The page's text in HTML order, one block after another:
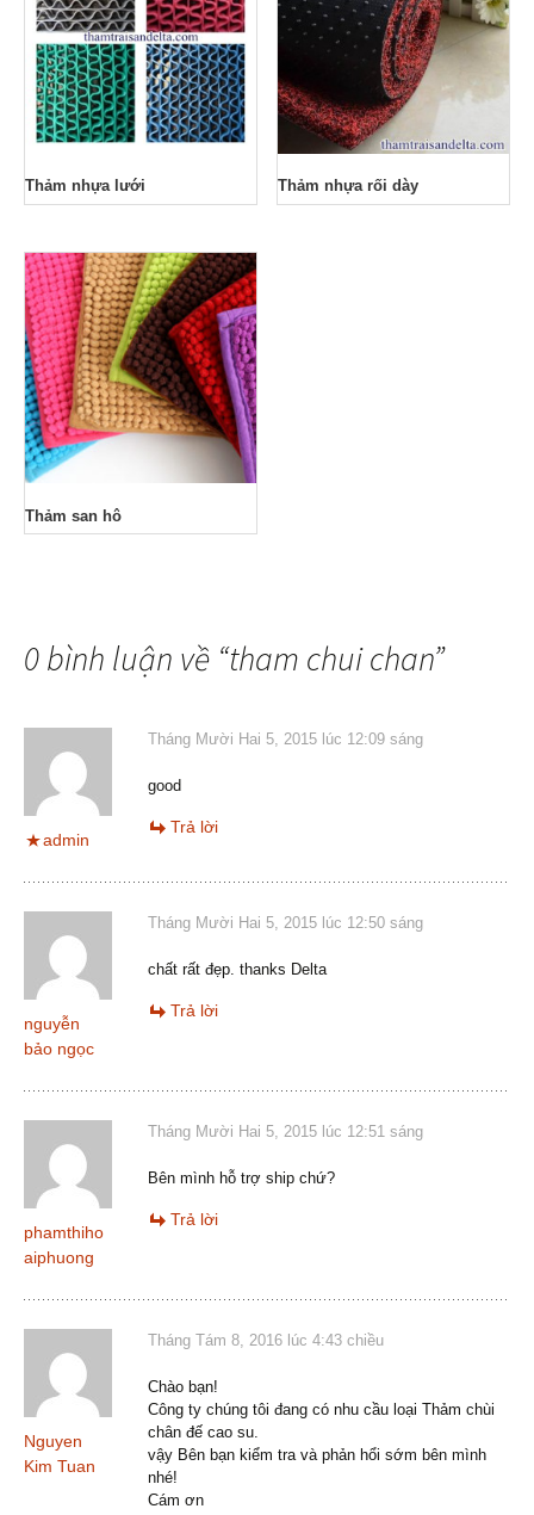
Thảm nhựa lưới Thảm nhựa rối dày
Thảm san hô
0 bình luận về “tham chui chan”
admin
Tháng Mười Hai 5, 2015 lúc 12:09 sáng
good
Trả lời
nguyễn
bảo ngọc
Tháng Mười Hai 5, 2015 lúc 12:50 sáng
chất rất đẹp. thanks Delta
Trả lời
phamthiho
aiphuong
Tháng Mười Hai 5, 2015 lúc 12:51 sáng
Bên mình hỗ trợ ship chứ?
Trả lời
Nguyen
Kim Tuan
Tháng Tám 8, 2016 lúc 4:43 chiều
Chào bạn!
Công ty chúng tôi đang có nhu cầu loại Thảm chùi
chân đế cao su.
vậy Bên bạn kiểm tra và phản hổi sớm bên mình
nhé!
Cám ơn